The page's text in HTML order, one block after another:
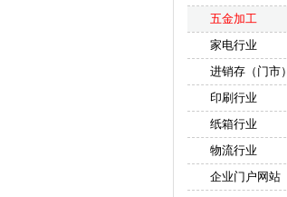
五金加工
家电行业
进销存（门市）
印刷行业
纸箱行业
物流行业
企业门户网站